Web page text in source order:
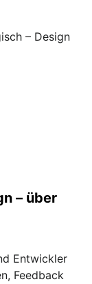
– Design
– über
Entwickler
Feedback